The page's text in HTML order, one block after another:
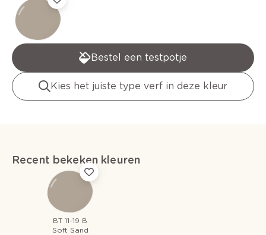
Bestel een testpotje
Kies het juiste type verf in deze kleur
Recent bekeken kleuren
BT 11-19 B
Soft Sand